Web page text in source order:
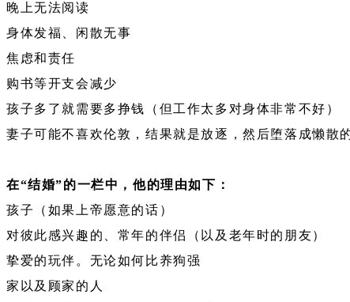
晚上无法阅读
身体发福、闲散无事
焦虑和责任
购书等开支会减少
孩子多了就需要多挣钱（但工作太多对身体非常不好）
妻子可能不喜欢伦敦，结果就是放逐，然后堕落成懒散
在“结婚”的一栏中，他的理由如下：
孩子（如果上帝愿意的话）
对彼此感兴趣的、常年的伴侣（以及老年时的朋友）
挚爱的玩伴。无论如何比养狗强
家以及顾家的人